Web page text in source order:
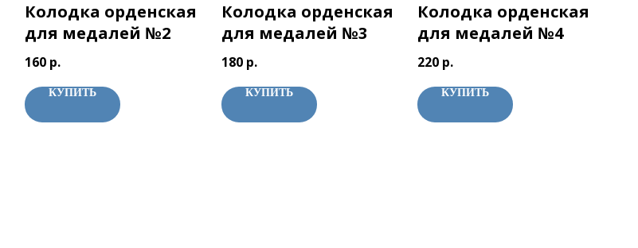
Колодка орденская
для медалей №2
160 р.
КУПИТЬ
Колодка орденская
для медалей №3
180 р.
КУПИТЬ
Колодка орденская
для медалей №4
220 р.
КУПИТЬ